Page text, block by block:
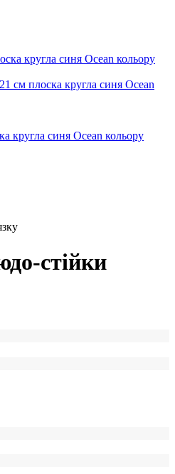
кругла синя Ocean кольору
стійки